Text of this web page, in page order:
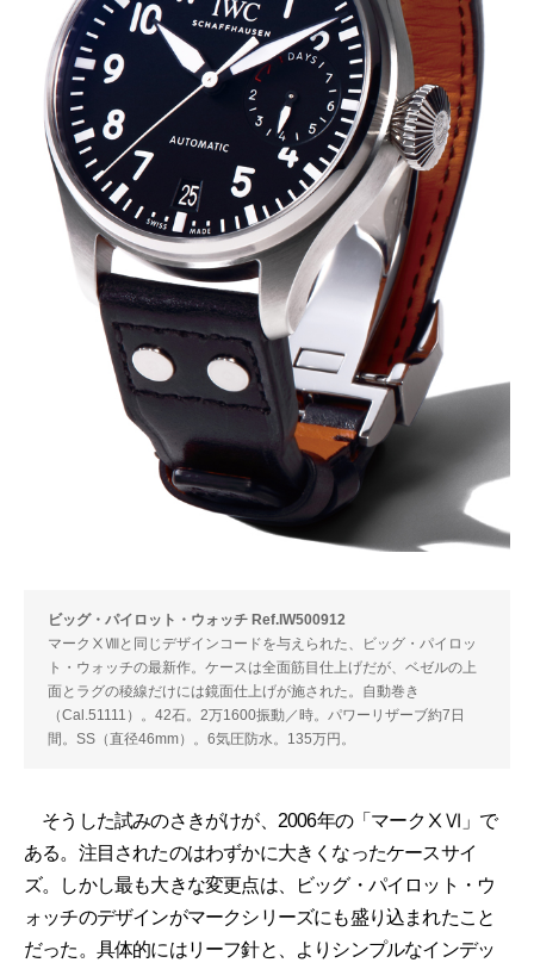
ビッグ・パイロット・ウォッチ Ref.IW500912
マークⅩⅧと同じデザインコードを与えられた、ビッグ・パイロッ
ト・ウォッチの最新作。ケースは全面筋目仕上げだが、ベゼルの上
面とラグの稜線だけには鏡面仕上げが施された。自動巻き
（Cal.51111）。42石。2万1600振動／時。パワーリザーブ約7日
間。SS（直径46mm）。6気圧防水。135万円。
そうした試みのさきがけが、2006年の「マークⅩⅥ」で
ある。注目されたのはわずかに大きくなったケースサイ
ズ。しかし最も大きな変更点は、ビッグ・パイロット・ウ
ォッチのデザインがマークシリーズにも盛り込まれたこと
だった。具体的にはリーフ針と、よりシンプルなインデッ